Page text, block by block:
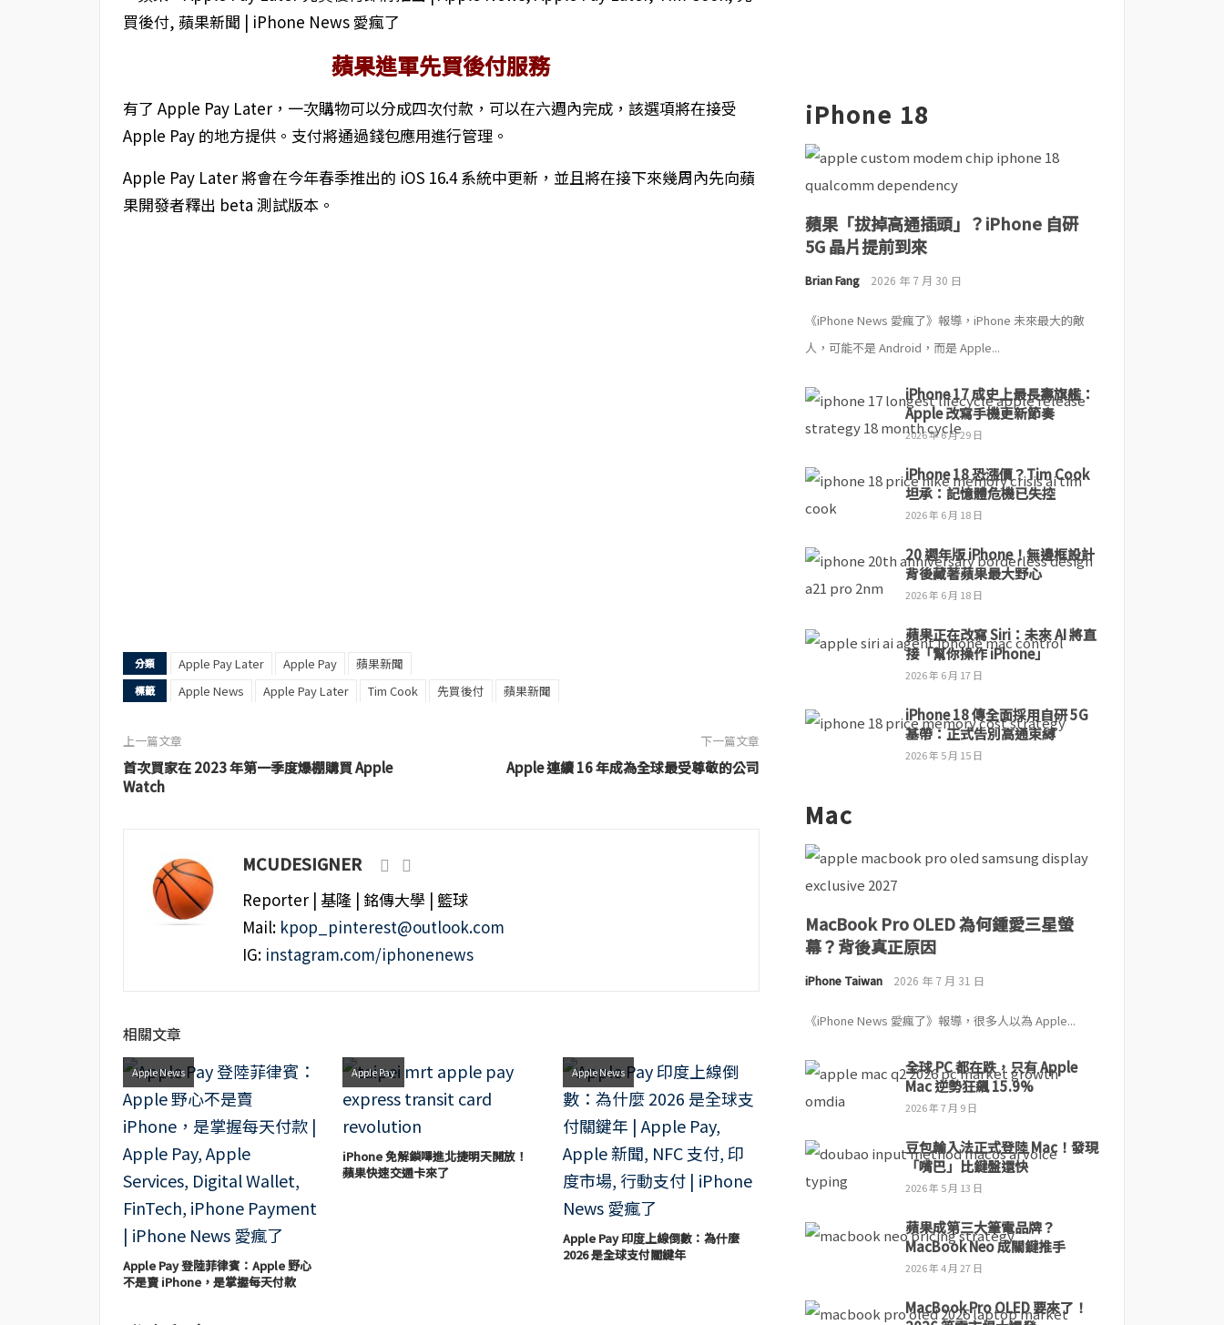
蘋果進軍先買後付服務
有了 Apple Pay Later，一次購物可以分成四次付款，可以在六週內完成，該選項將在接受
Apple Pay 的地方提供。支付將通過錢包應用進行管理。
Apple Pay Later 將會在今年春季推出的 iOS 16.4 系統中更新，並且將在接下來幾周內先向蘋
果開發者釋出 beta 測試版本。
分類 Apple Pay Later Apple Pay 蘋果新聞
標籤 Apple News Apple Pay Later Tim Cook 先買後付 蘋果新聞
上一篇文章
首次買家在 2023 年第一季度爆棚購買 Apple
Watch
下一篇文章
Apple 連續 16 年成為全球最受尊敬的公司
MCUDESIGNER
Reporter | 基隆 | 銘傳大學 | 籃球
Mail: kpop_pinterest@outlook.com
IG: instagram.com/iphonenews
相關文章
Apple News
Apple Pay 登陸菲律賓：Apple 野心
不是賣 iPhone，是掌握每天付款
Apple Pay
iPhone 免解鎖嗶進北捷明天開放！
蘋果快速交通卡來了
Apple News
Apple Pay 印度上線倒數：為什麼
2026 是全球支付關鍵年
iPhone 18
蘋果「拔掉高通插頭」？iPhone 自研
5G 晶片提前到來
Brian Fang 2026 年 7 月 30 日
《iPhone News 愛瘋了》報導，iPhone 未來最大的敵
人，可能不是 Android，而是 Apple...
iPhone 17 成史上最長壽旗艦：
Apple 改寫手機更新節奏
2026 年 6 月 29 日
iPhone 18 恐漲價？Tim Cook
坦承：記憶體危機已失控
2026 年 6 月 18 日
20 週年版 iPhone！無邊框設計
背後藏著蘋果最大野心
2026 年 6 月 18 日
蘋果正在改寫 Siri：未來 AI 將直
接「幫你操作 iPhone」
2026 年 6 月 17 日
iPhone 18 傳全面採用自研 5G
基帶：正式告別高通束縛
2026 年 5 月 15 日
Mac
MacBook Pro OLED 為何鍾愛三星螢
幕？背後真正原因
iPhone Taiwan 2026 年 7 月 31 日
《iPhone News 愛瘋了》報導，很多人以為 Apple...
全球 PC 都在跌，只有 Apple
Mac 逆勢狂飆 15.9%
2026 年 7 月 9 日
豆包輸入法正式登陸 Mac！發現
「嘴巴」比鍵盤還快
2026 年 5 月 13 日
蘋果成第三大筆電品牌？
MacBook Neo 成關鍵推手
2026 年 4 月 27 日
MacBook Pro OLED 要來了！